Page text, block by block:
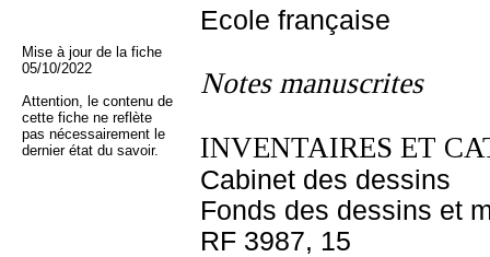
Mise à jour de la fiche
05/10/2022
Attention, le contenu de
cette fiche ne reflète
pas nécessairement le
dernier état du savoir.
Ecole française
Notes manuscrites
INVENTAIRES ET
Cabinet des dessins
Fonds des dessins et
RF 3987, 15